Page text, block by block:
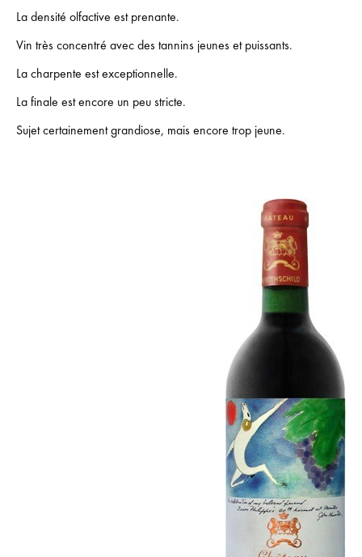
La densité olfactive est prenante.
Vin très concentré avec des tannins jeunes et puissants.
La charpente est exceptionnelle.
La finale est encore un peu stricte.
Sujet certainement grandiose, mais encore trop jeune.